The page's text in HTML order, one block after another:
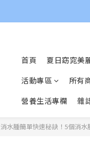
首頁 夏日窈窕美
活動專區
所有
營養生活專欄
雜
消水腫簡單快速秘訣！5個消水